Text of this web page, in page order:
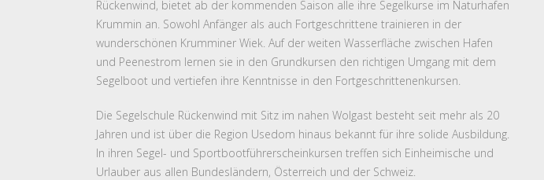
Rückenwind, bietet ab der kommenden Saison alle ihre Segelkurse im Naturhafen
Krummin an. Sowohl Anfänger als auch Fortgeschrittene trainieren in der
wunderschönen Krumminer Wiek. Auf der weiten Wasserfläche zwischen Hafen
und Peenestrom lernen sie in den Grundkursen den richtigen Umgang mit dem
Segelboot und vertiefen ihre Kenntnisse in den Fortgeschrittenenkursen.
Die Segelschule Rückenwind mit Sitz im nahen Wolgast besteht seit mehr als 20
Jahren und ist über die Region Usedom hinaus bekannt für ihre solide Ausbildung.
In ihren Segel- und Sportbootführerscheinkursen treffen sich Einheimische und
Urlauber aus allen Bundesländern, Österreich und der Schweiz.